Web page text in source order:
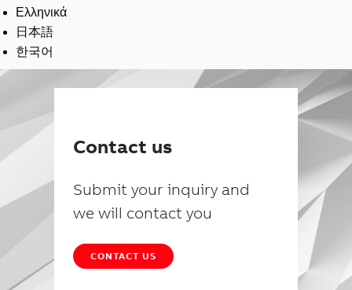
Ελληνικά
日本語
한국어
Contact us
Submit your inquiry and
we will contact you
CONTACT US